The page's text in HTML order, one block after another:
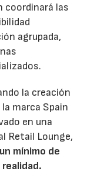
coordinará las
agrupada,
la creación
marca Spain
en una
Retail Lounge,
mínimo de